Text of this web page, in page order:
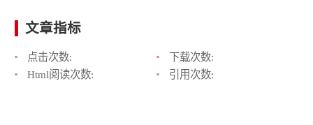
文章指标
点击次数:
下载次数:
Html阅读次数:
引用次数: